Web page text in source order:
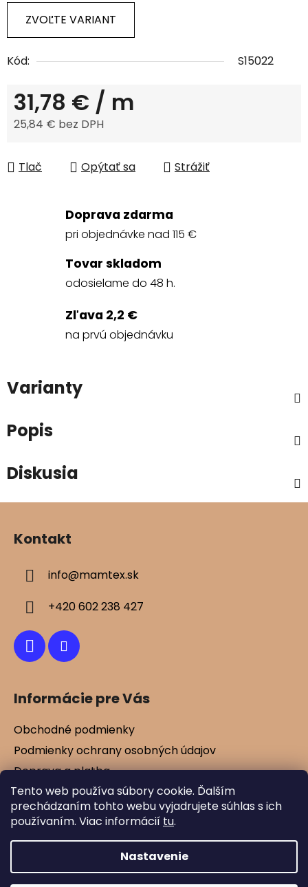
Tento web používa súbory cookie. Ďalším
prechádzaním tohto webu vyjadrujete súhlas s ich
používaním. Viac informácií tu.
Nastavenie
ZVOĽTE VARIANT
Kód: S15022
31,78 € / m
25,84 € bez DPH
Tlač
Opýtať sa Strážiť
Doprava zdarma
pri objednávke nad 115 €
Tovar skladom
odosielame do 48 h.
Zľava 2,2 €
na prvú objednávku
Varianty
Popis
Diskusia
Kontakt
info@mamtex.sk
+420 602 238 427
Informácie pre Vás
Obchodné podmienky
Podmienky ochrany osobných údajov
Doprava a platba
Kontakty
Vernostné zľavy